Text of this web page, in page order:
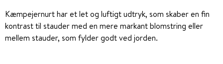
Kæmpejernurt har et let og luftigt udtryk, som skaber en fin
kontrast til stauder med en mere markant blomstring eller
mellem stauder, som fylder godt ved jorden.